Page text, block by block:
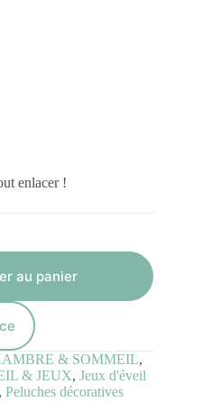
enlacer !
au panier
& SOMMEIL,
& JEUX, Jeux d'éveil
, Peluches décoratives